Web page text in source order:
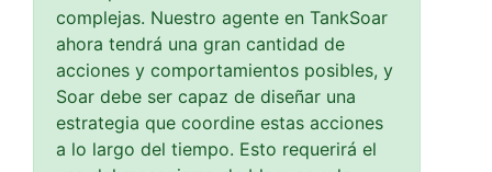
complejas. Nuestro agente en TankSoar
ahora tendrá una gran cantidad de
acciones y comportamientos posibles, y
Soar debe ser capaz de diseñar una
estrategia que coordine estas acciones
a lo largo del tiempo. Esto requerirá el